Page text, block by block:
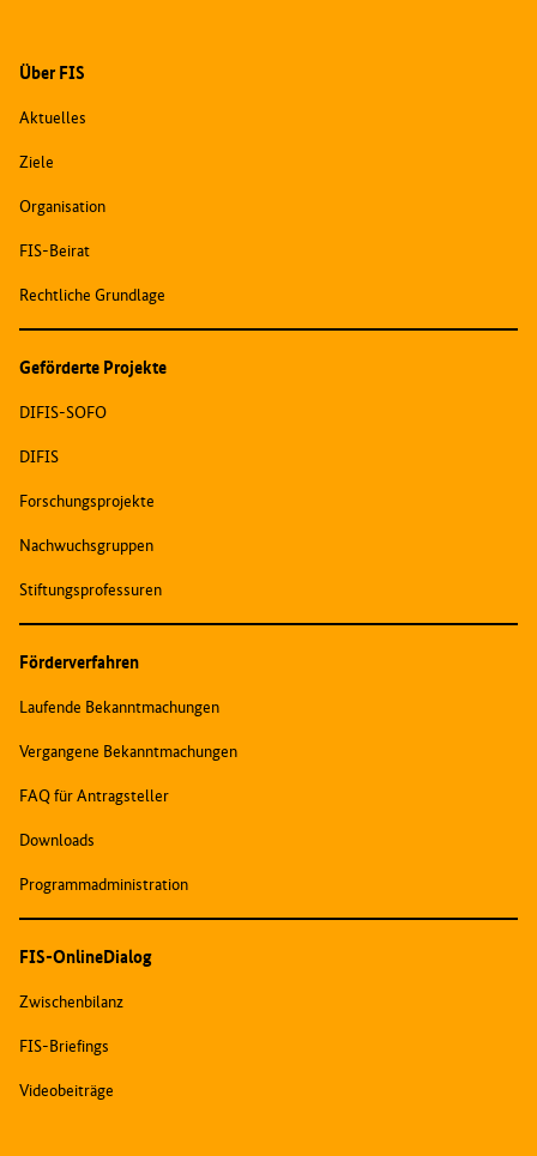
Über FIS
Aktuelles
Ziele
Organisation
FIS-Beirat
Rechtliche Grundlage
Geförderte Projekte
DIFIS-SOFO
DIFIS
Forschungsprojekte
Nachwuchsgruppen
Stiftungsprofessuren
Förderverfahren
Laufende Bekanntmachungen
Vergangene Bekanntmachungen
FAQ für Antragsteller
Downloads
Programmadministration
FIS-OnlineDialog
Zwischenbilanz
FIS-Briefings
Videobeiträge